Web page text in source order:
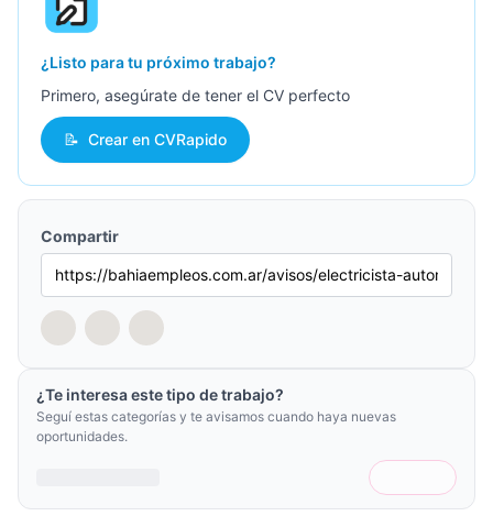
¿Listo para tu próximo trabajo?
Primero, asegúrate de tener el CV perfecto
📝 Crear en CVRapido
Compartir
¿Te interesa este tipo de trabajo?
Seguí estas categorías y te avisamos cuando haya nuevas
oportunidades.